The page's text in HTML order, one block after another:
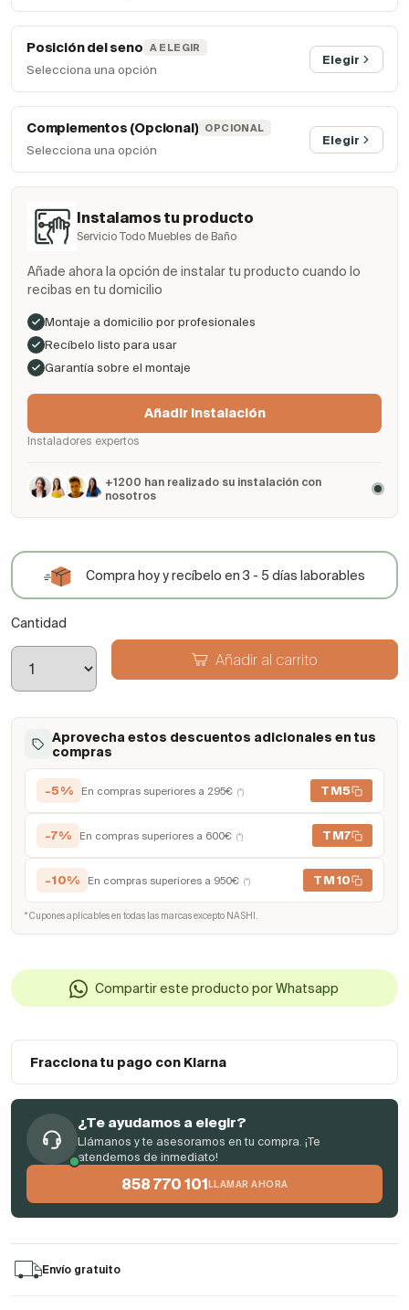
Posición del seno A ELEGIR
Selecciona una opción
Elegir
Complementos (Opcional) OPCIONAL
Selecciona una opción
Elegir
Instalamos tu producto
Servicio Todo Muebles de Baño
Añade ahora la opción de instalar tu producto cuando lo
recibas en tu domicilio
Montaje a domicilio por profesionales
Recíbelo listo para usar
Garantía sobre el montaje
Añadir Instalación
Instaladores expertos
+1200 han realizado su instalación con
nosotros
Compra hoy y recíbelo en 3 - 5 días laborables
Cantidad
Añadir al carrito
Aprovecha estos descuentos adicionales en tus
compras
-5% En compras superiores a 295€ (*) TM5
-7% En compras superiores a 600€ (*) TM7
-10% En compras superiores a 950€ (*) TM10
* Cupones aplicables en todas las marcas excepto NASHI.
Compartir este producto por Whatsapp
Fracciona tu pago con Klarna
¿Te ayudamos a elegir?
Llámanos y te asesoramos en tu compra. ¡Te
atendemos de inmediato!
858 770 101 LLAMAR AHORA
Envío gratuito